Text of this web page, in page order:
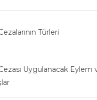
Türleri
Uygulanacak Eylem